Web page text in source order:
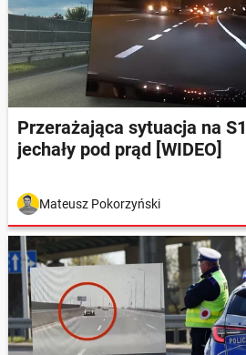
Przerażająca sytuacja na
jechały pod prąd [WIDEO]
Mateusz Pokorzyński